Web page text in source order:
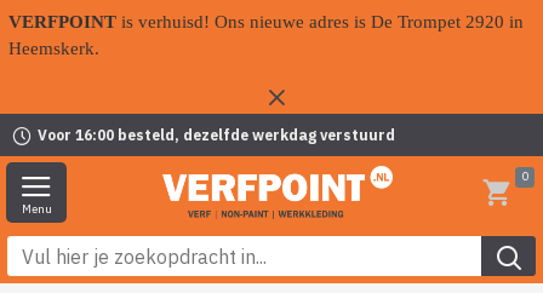
VERFPOINT is verhuisd! Ons nieuwe adres is De Trompet 2920 in
Heemskerk.
Voor 16:00 besteld, dezelfde werkdag verstuurd
0